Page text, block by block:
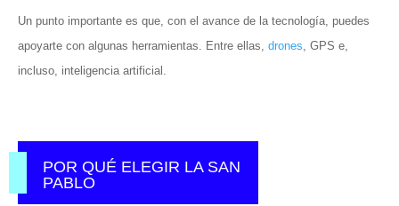
Un punto importante es que, con el avance de la tecnología, puedes
apoyarte con algunas herramientas. Entre ellas, drones, GPS e,
incluso, inteligencia artificial.
POR QUÉ ELEGIR LA SAN
PABLO